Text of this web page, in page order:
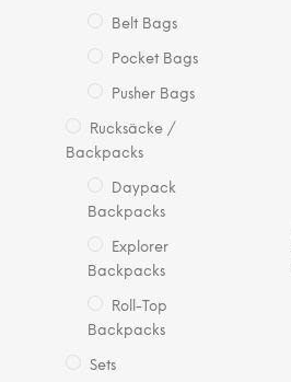
Belt Bags
Pocket Bags
Pusher Bags
Rucksäcke /
Backpacks
Daypack
Backpacks
Explorer
Backpacks
Roll-Top
Backpacks
Sets